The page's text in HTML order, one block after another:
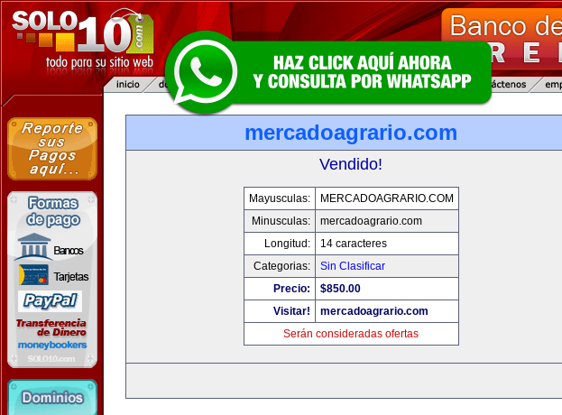
mercadoagrario.com
Vendido!
Mayusculas:
MERCADOAGRARIO.COM
Minusculas:
mercadoagrario.com
Longitud:
14 caracteres
Categorias:
Sin Clasificar
Precio:
$850.00
Visitar!
mercadoagrario.com
Serán consideradas ofertas